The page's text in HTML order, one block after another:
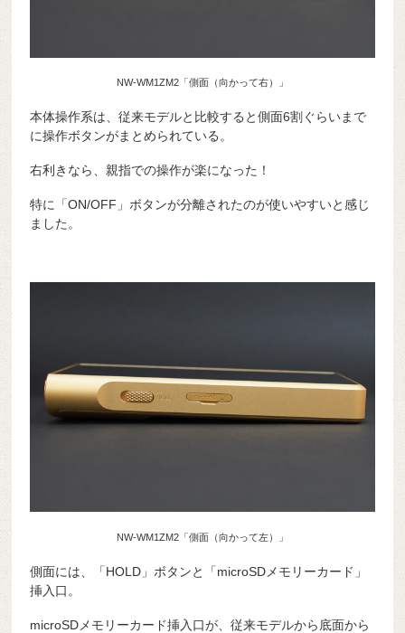
NW-WM1ZM2「側面（向かって右）」
本体操作系は、従来モデルと比較すると側面6割ぐらいまで
に操作ボタンがまとめられている。
右利きなら、親指での操作が楽になった！
特に「ON/OFF」ボタンが分離されたのが使いやすいと感じ
ました。
NW-WM1ZM2「側面（向かって左）」
側面には、「HOLD」ボタンと「microSDメモリーカード」
挿入口。
microSDメモリーカード挿入口が、従来モデルから底面から